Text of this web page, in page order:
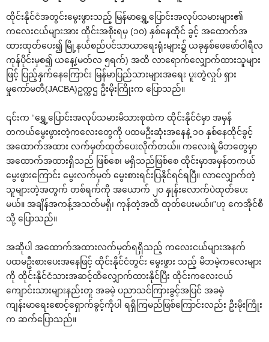
ထိုင်းနိုင်ငံအတွင်း‌မွေးဖွားသည့် မြန်မာ‌ရွှေ့‌ပြောင်းအလုပ်သမားများ၏
က‌လေးငယ်များအား ထိုင်းအစိုးရမှ (၁၀) နှစ်‌နေထိုင် ခွင့် အ‌ထောက်အ
ထားထုတ်‌ပေး၍ မြို့နယ်စည်ပင်သာယာ‌ရေးရုံးများ၌ ယခုနှစ်‌ဖေ‌ဖော်ဝါရီလ
ကုန်ပိုင်းမှစ၍ ယ‌နေ့(မတ်လ ၅ရက်) အထိ လာ‌ရောက်‌လျှောက်ထားသူများ
ဖြင့် ပြည့်နှက်‌နေ‌ကြောင်း မြန်မာပြည်သားများအ‌ရေး ပူးတွဲလှုပ် ရှား
မှု‌ကော်မတီ(JACBA)ဥက္ကဌ ဦးမိုးကြိုးက ‌ပြောသည်။
၎င်းက “‌ရွှေ့‌ပြောင်းအလုပ်သမားမိသားစုထဲက ထိုင်းနိုင်ငံမှာ အမှန်
တကယ်‌မွေးဖွားတဲ့က‌လေး‌တွေကို ပထမဦးဆုံးအ‌နေနဲ့ ၁ဝ နှစ်‌နေထိုင်ခွင့်
အ‌ထောက်အထား လက်မှတ်ထုတ်‌ပေးလိုက်တယ်။ က‌လေးရဲ့မိဘ‌တွေမှာ
အ‌ထောက်အထားရှိသည် ဖြစ်‌စေ၊ မရှိသည်ဖြစ်‌စေ ထိုင်းမှာအမှန်တကယ်
‌မွေးဖွား‌ကြောင်း ‌မွေးလက်မှတ် ‌မွေးစားရင်းပြနိုင်ရင်ရပြီ။ လာ‌လျှောက်တဲ့
သူများတဲ့အတွက် တစ်ရက်ကို အ‌ယောက် ၂ဝ နှုန်း‌လောက်ပဲထုတ်‌ပေး
မယ်။ အချိန်အကန့်အသတ်မရှိ၊ ကုန်တဲ့အထိ ထုတ်‌ပေးမယ်။”ဟု ‌ကေအိုင်စီ
သို့ ‌ပြောသည်။
အဆိုပါ အ‌ထောက်အထားလက်မှတ်ရရှိသည့် က‌လေးငယ်များအနက်
ပထမဦးစား‌ပေးအ‌နေဖြင့် ထိုင်းနိုင်ငံတွင်း ‌မွေးဖွား သည့် မိဘမဲ့က‌လေးများ
ကို ထိုင်းနိုင်ငံသားအဆင့်ထိ‌လျှောက်ထားနိုင်ပြီး ထိုင်းက‌လေးငယ်
‌ကျောင်းသားများနည်းတူ အခမဲ့ ပညာသင်ကြားခွင့်အပြင် အခမဲ့
ကျန်းမာ‌ရေး‌စောင့်‌ရှောက်ခွင့်ကိုပါ ရရှိကြမည်ဖြစ်‌ကြောင်းလည်း ဦးမိုးကြိုး
က ဆက်‌ပြောသည်။